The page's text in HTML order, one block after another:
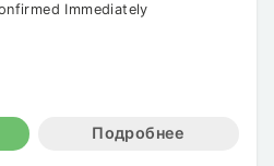
Immediately
Подробнее